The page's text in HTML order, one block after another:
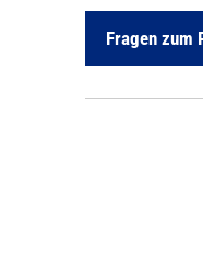
Fragen zum